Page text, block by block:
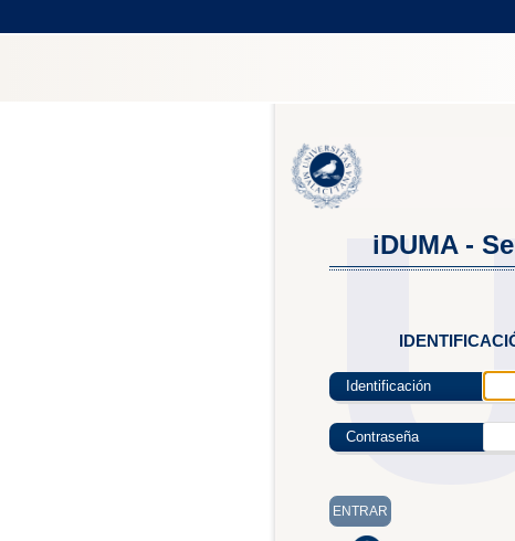
iDUMA -
Identificación
Contraseña